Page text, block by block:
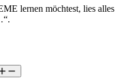
lernen möchtest, lies alles